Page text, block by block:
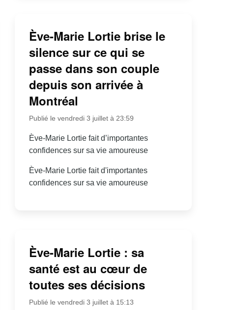
Ève-Marie Lortie brise le
silence sur ce qui se
passe dans son couple
depuis son arrivée à
Montréal
Publié le vendredi 3 juillet à 23:59
Ève-Marie Lortie fait d’importantes
confidences sur sa vie amoureuse
Ève-Marie Lortie fait d'importantes
confidences sur sa vie amoureuse
Ève-Marie Lortie : sa
santé est au cœur de
toutes ses décisions
Publié le vendredi 3 juillet à 15:13